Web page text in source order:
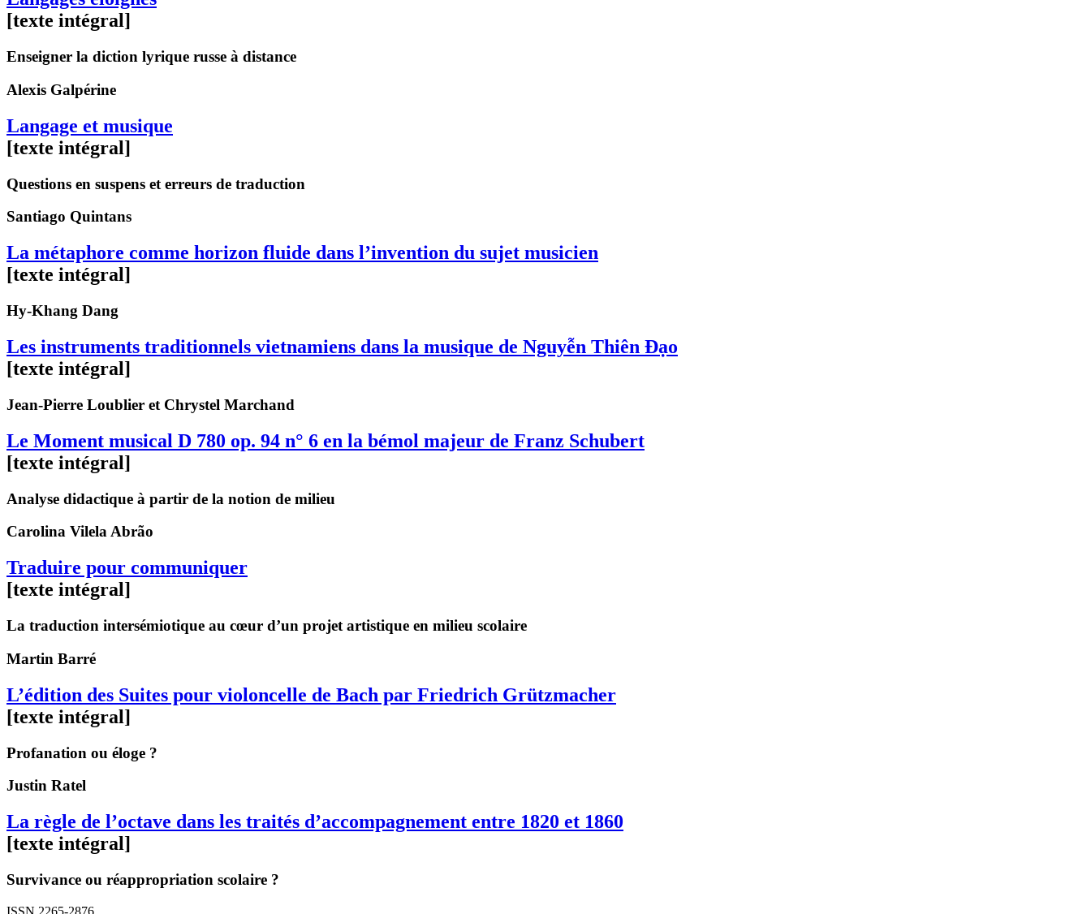
[texte intégral]
Enseigner la diction lyrique russe à distance
Alexis Galpérine
Langage et musique
[texte intégral]
Questions en suspens et erreurs de traduction
Santiago Quintans
La métaphore comme horizon fluide dans l’invention du sujet musicien
[texte intégral]
Hy-Khang Dang
Les instruments traditionnels vietnamiens dans la musique de Nguyễn Thiên Đạo
[texte intégral]
Jean-Pierre Loublier et Chrystel Marchand
Le Moment musical D 780 op. 94 n° 6 en la bémol majeur de Franz Schubert
[texte intégral]
Analyse didactique à partir de la notion de milieu
Carolina Vilela Abrão
Traduire pour communiquer
[texte intégral]
La traduction intersémiotique au cœur d’un projet artistique en milieu scolaire
Martin Barré
L’édition des Suites pour violoncelle de Bach par Friedrich Grützmacher
[texte intégral]
Profanation ou éloge ?
Justin Ratel
La règle de l’octave dans les traités d’accompagnement entre 1820 et 1860
[texte intégral]
Survivance ou réappropriation scolaire ?
ISSN 2265-2876